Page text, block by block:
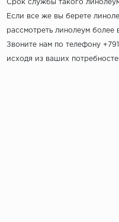
Срок службы такого
Если все же вы берете
рассмотреть линолеум более
Звоните нам по телефону
исходя из ваших